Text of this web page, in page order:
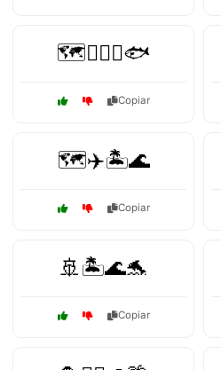
🗺️🏄‍♂️🌊🐟
Copiar
🗺️✈️🏝️🌊
Copiar
🚢🏝️🌊🐬
Copiar